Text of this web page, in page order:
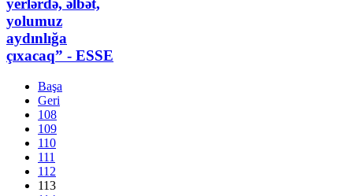
yerlərdə, əlbət,
yolumuz
aydınlığa
çıxacaq” - ESSE
Başa
Geri
108
109
110
111
112
113